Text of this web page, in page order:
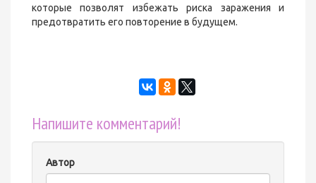
которые позволят избежать риска заражения и
предотвратить его повторение в будущем.
Напишите комментарий!
Автор